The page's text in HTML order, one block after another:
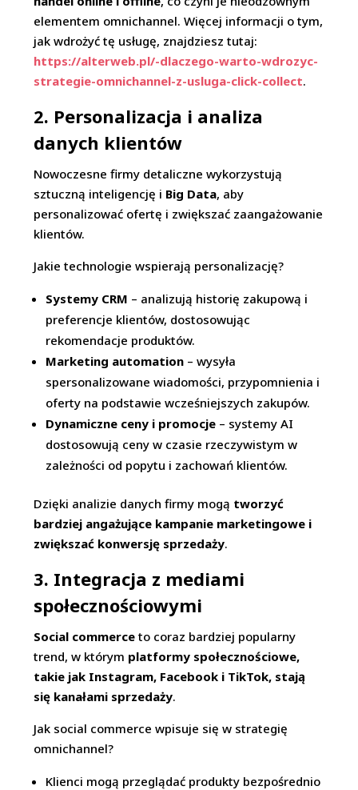
elementem omnichannel. Więcej informacji o tym,
jak wdrożyć tę usługę, znajdziesz tutaj:
https://alterweb.pl/-dlaczego-warto-wdrozyc-
strategie-omnichannel-z-usluga-click-collect.
2. Personalizacja i analiza
danych klientów
Nowoczesne firmy detaliczne wykorzystują
sztuczną inteligencję i Big Data, aby
personalizować ofertę i zwiększać zaangażowanie
klientów.
Jakie technologie wspierają personalizację?
Systemy CRM – analizują historię zakupową i
preferencje klientów, dostosowując
rekomendacje produktów.
Marketing automation – wysyła
spersonalizowane wiadomości, przypomnienia i
oferty na podstawie wcześniejszych zakupów.
Dynamiczne ceny i promocje – systemy AI
dostosowują ceny w czasie rzeczywistym w
zależności od popytu i zachowań klientów.
Dzięki analizie danych firmy mogą tworzyć
bardziej angażujące kampanie marketingowe i
zwiększać konwersję sprzedaży.
3. Integracja z mediami
społecznościowymi
Social commerce to coraz bardziej popularny
trend, w którym platformy społecznościowe,
takie jak Instagram, Facebook i TikTok, stają
się kanałami sprzedaży.
Jak social commerce wpisuje się w strategię
omnichannel?
Klienci mogą przeglądać produkty bezpośrednio